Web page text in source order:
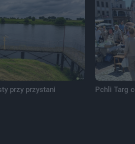
przy przystani Pchli Targ